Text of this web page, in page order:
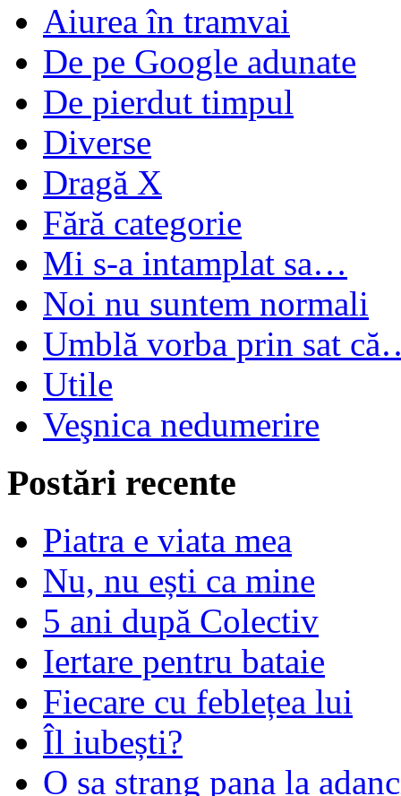
Aiurea în tramvai
De pe Google adunate
De pierdut timpul
Diverse
Dragă X
Fără categorie
Mi s-a intamplat sa…
Noi nu suntem normali
Umblă vorba prin sat
Utile
Veşnica nedumerire
Postări recente
Piatra e viata mea
Nu, nu ești ca mine
5 ani după Colectiv
Iertare pentru bataie
Fiecare cu feblețea lui
Îl iubești?
O sa strang pana la